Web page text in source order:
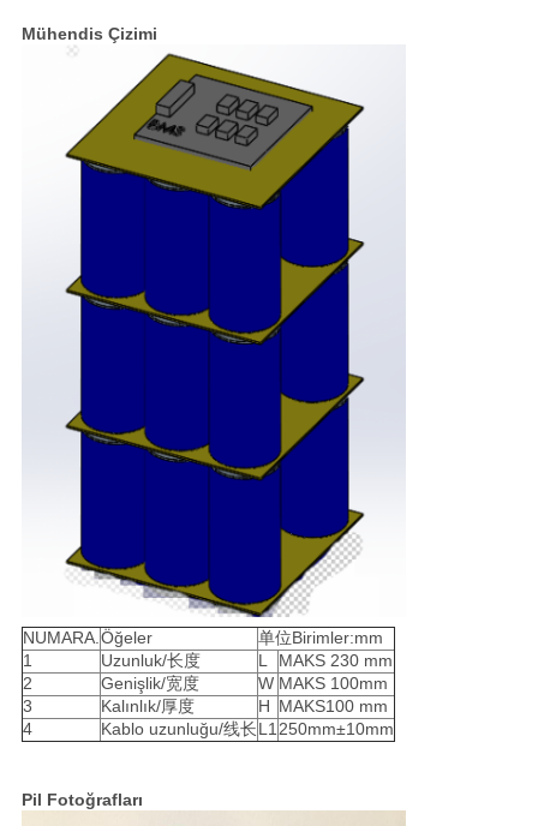
Mühendis Çizimi
NUMARA. Öğeler
单位Birimler:mm
1
Uzunluk/长度 L
MAKS 230 mm
2
Genişlik/宽度 W MAKS 100mm
3
Kalınlık/厚度 H MAKS100 mm
4
Kablo uzunluğu/线长L1 250mm±10mm
Pil Fotoğrafları